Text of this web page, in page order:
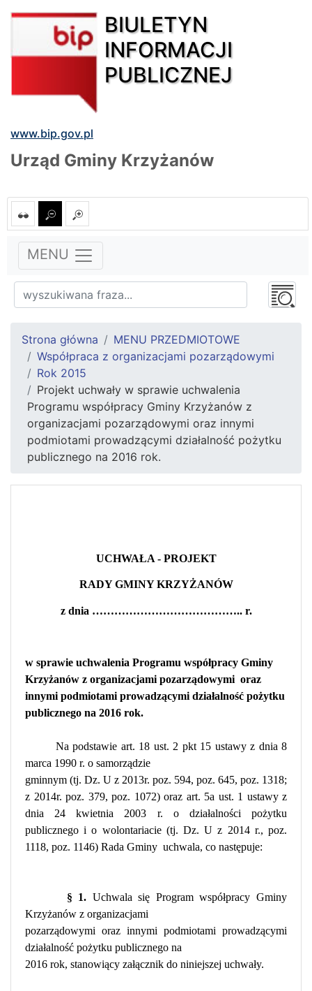
BIULETYN
INFORMACJI
PUBLICZNEJ
www.bip.gov.pl
Urząd Gminy Krzyżanów
MENU
Strona główna
MENU PRZEDMIOTOWE
Współpraca z organizacjami pozarządowymi
Rok 2015
Projekt uchwały w sprawie uchwalenia
Programu współpracy Gminy Krzyżanów z
organizacjami pozarządowymi oraz innymi
podmiotami prowadzącymi działalność pożytku
publicznego na 2016 rok.
UCHWAŁA - PROJEKT
RADY GMINY KRZYŻANÓW
z dnia ………………………………….. r.
w sprawie uchwalenia Programu współpracy Gminy
Krzyżanów z organizacjami pozarządowymi oraz
innymi podmiotami prowadzącymi działalność pożytku
publicznego na 2016 rok.
Na podstawie art. 18 ust. 2 pkt 15 ustawy z dnia 8
marca 1990 r. o samorządzie
gminnym (tj. Dz. U z 2013r. poz. 594, poz. 645, poz. 1318;
z 2014r. poz. 379, poz. 1072) oraz art. 5a ust. 1 ustawy z
dnia 24 kwietnia 2003 r. o działalności pożytku
publicznego i o wolontariacie (tj. Dz. U z 2014 r., poz.
1118, poz. 1146) Rada Gminy uchwala, co następuje:
§ 1. Uchwala się Program współpracy Gminy
Krzyżanów z organizacjami
pozarządowymi oraz innymi podmiotami prowadzącymi
działalność pożytku publicznego na
2016 rok, stanowiący załącznik do niniejszej uchwały.